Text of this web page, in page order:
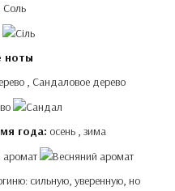
Соль
ноты
, Сандаловое дерево
года: осень , зима
сильную, уверенную, но